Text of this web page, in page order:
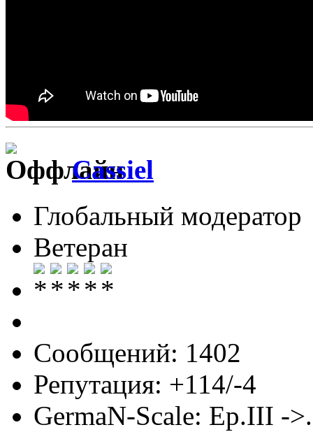
Cassiel
Глобальный модератор
Ветеран
Сообщений: 1402
Репутация: +114/-4
GermaN-Scale: Ep.III -